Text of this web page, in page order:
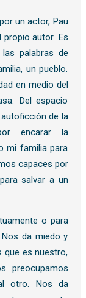
un actor, Pau
propio autor. Es
palabras de
un pueblo.
en medio del
Del espacio
de la
encarar la
mi familia para
capaces por
salvar a un
o para
da miedo y
es nuestro,
preocupamos
otro. Nos da